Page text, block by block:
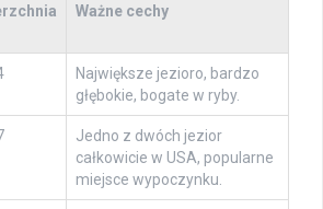
Ważne cechy
Największe jezioro, bardzo
głębokie, bogate w ryby.
Jedno z dwóch jezior
całkowicie w USA, popularne
miejsce wypoczynku.